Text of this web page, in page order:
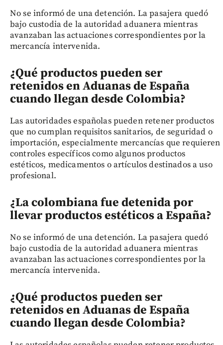
No se informó de una detención. La pasajera quedó
bajo custodia de la autoridad aduanera mientras
avanzaban las actuaciones correspondientes por la
mercancía intervenida.
¿Qué productos pueden ser
retenidos en Aduanas de España
cuando llegan desde Colombia?
Las autoridades españolas pueden retener productos
que no cumplan requisitos sanitarios, de seguridad o
importación, especialmente mercancías que requieren
controles específicos como algunos productos
estéticos, medicamentos o artículos destinados a uso
profesional.
¿La colombiana fue detenida por
llevar productos estéticos a España?
No se informó de una detención. La pasajera quedó
bajo custodia de la autoridad aduanera mientras
avanzaban las actuaciones correspondientes por la
mercancía intervenida.
¿Qué productos pueden ser
retenidos en Aduanas de España
cuando llegan desde Colombia?